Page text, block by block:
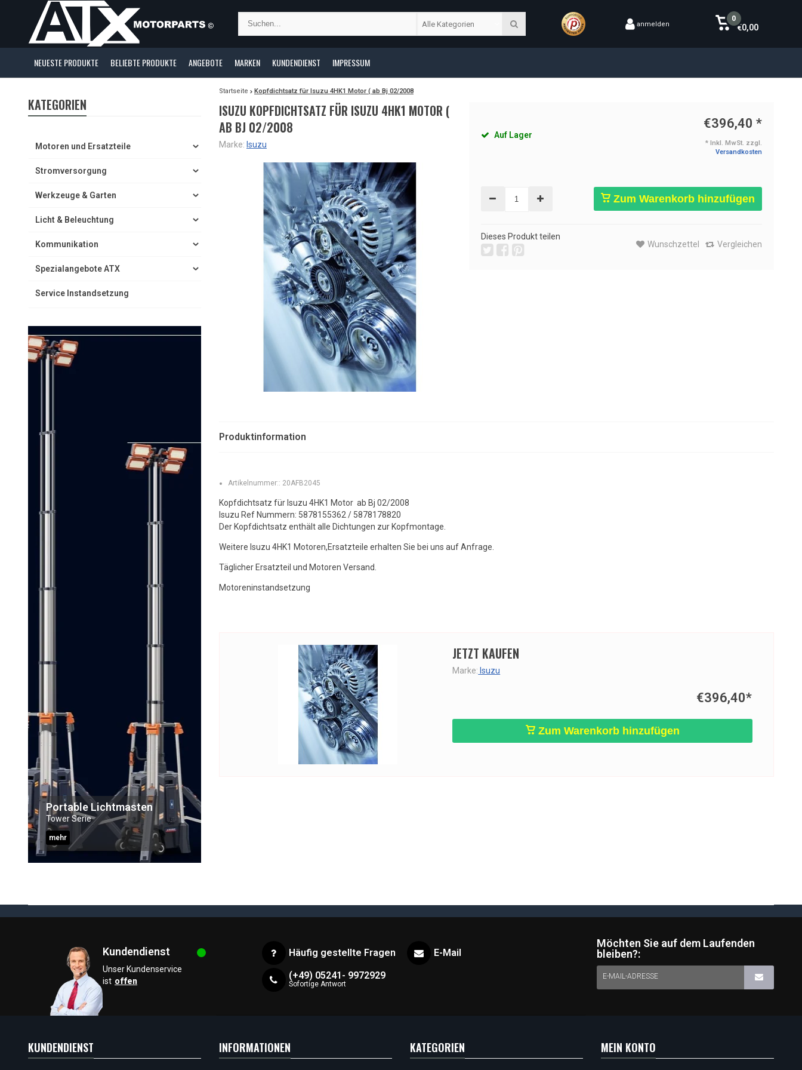
Alle Kategorien anmelden
0
€0,00
NEUESTE PRODUKTE BELIEBTE PRODUKTE ANGEBOTE MARKEN KUNDENDIENST IMPRESSUM
KATEGORIEN
Motoren und Ersatzteile
Stromversorgung
Werkzeuge & Garten
Licht & Beleuchtung
Kommunikation
Spezialangebote ATX
Service Instandsetzung
Portable Lichtmasten
Tower Serie
mehr
Startseite Kopfdichtsatz für Isuzu 4HK1 Motor ( ab Bj 02/2008
ISUZU KOPFDICHTSATZ FÜR ISUZU 4HK1 MOTOR (
AB BJ 02/2008
Marke: Isuzu
Auf Lager
€396,40 *
* Inkl. MwSt. zzgl.
Versandkosten
Zum Warenkorb hinzufügen
Dieses Produkt teilen
Wunschzettel
Vergleichen
Produktinformation
Artikelnummer:: 20AFB2045
Kopfdichtsatz für Isuzu 4HK1 Motor ab Bj 02/2008
Isuzu Ref Nummern: 5878155362 / 5878178820
Der Kopfdichtsatz enthält alle Dichtungen zur Kopfmontage.
Weitere Isuzu 4HK1 Motoren,Ersatzteile erhalten Sie bei uns auf Anfrage.
Täglicher Ersatzteil und Motoren Versand.
Motoreninstandsetzung
JETZT KAUFEN
Marke: Isuzu
€396,40*
Zum Warenkorb hinzufügen
Kundendienst
Unser Kundenservice
ist offen
Häufig gestellte Fragen
(+49) 05241- 9972929
Sofortige Antwort
E-Mail
Möchten Sie auf dem Laufenden
bleiben?:
E-MAIL-ADRESSE
KUNDENDIENST INFORMATIONEN KATEGORIEN MEIN KONTO